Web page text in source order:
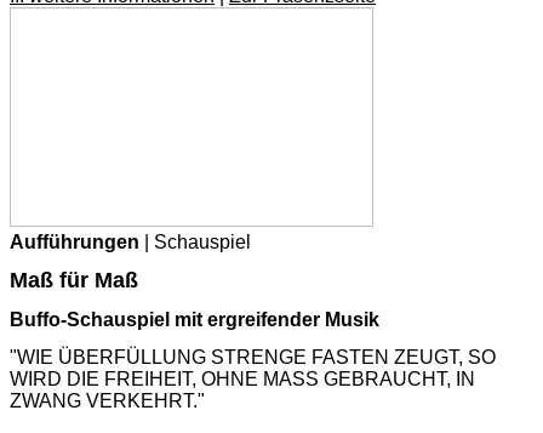
Aufführungen | Schauspiel
Maß für Maß
Buffo-Schauspiel mit ergreifender Musik
"WIE ÜBERFÜLLUNG STRENGE FASTEN ZEUGT, SO
WIRD DIE FREIHEIT, OHNE MASS GEBRAUCHT, IN
ZWANG VERKEHRT."